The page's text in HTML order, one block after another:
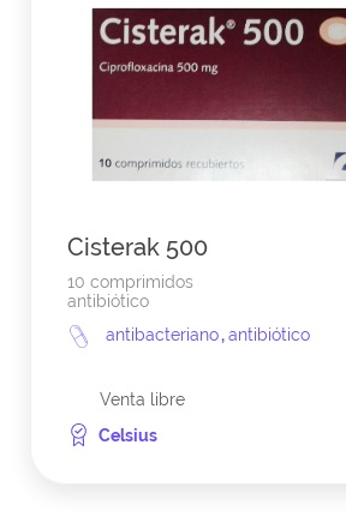
Cisterak 500
10 comprimidos
antibiótico
antibacteriano,antibiótico
Venta libre
Celsius